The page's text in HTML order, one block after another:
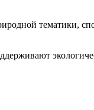
тематики,